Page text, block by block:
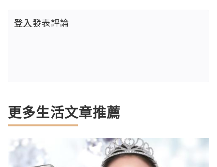
登入發表評論
更多生活文章推薦